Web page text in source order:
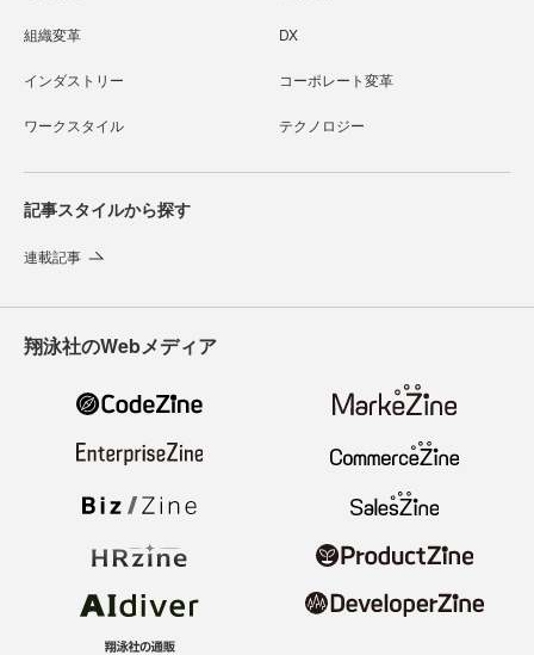
組織変革 DX
インダストリー コーポレート変革
ワークスタイル テクノロジー
記事スタイルから探す
連載記事
翔泳社のWebメディア